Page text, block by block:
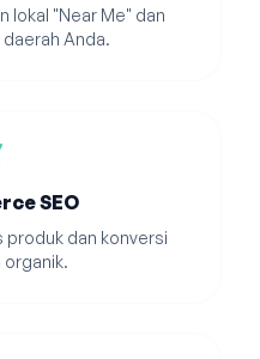
lokal "Near Me" dan
Anda.
SEO
produk dan konversi